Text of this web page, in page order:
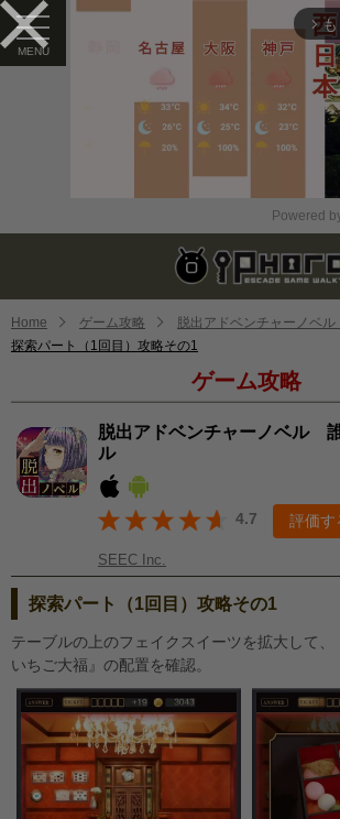
arrow_forward_ios
Powered
Home ゲーム攻略
脱出アドベンチャーノベ
探索パート（1回目）攻略その1
ゲーム攻略
脱出アドベンチャーノベル
ル
4.7 評価す
SEEC Inc.
探索パート（1回目）攻略その1
テーブルの上のフェイクスイーツを拡大して、
いちご大福』の配置を確認。